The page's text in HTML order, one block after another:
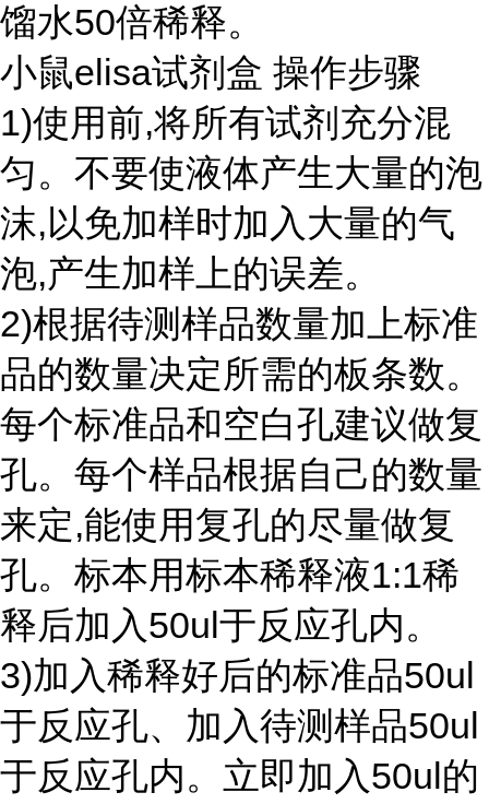
馏水50倍稀释。
小鼠elisa试剂盒 操作步骤
1)使用前,将所有试剂充分混
匀。不要使液体产生大量的泡
沫,以免加样时加入大量的气
泡,产生加样上的误差。
2)根据待测样品数量加上标准
品的数量决定所需的板条数。
每个标准品和空白孔建议做复
孔。每个样品根据自己的数量
来定,能使用复孔的尽量做复
孔。标本用标本稀释液1:1稀
释后加入50ul于反应孔内。
3)加入稀释好后的标准品50ul
于反应孔、加入待测样品50ul
于反应孔内。立即加入50ul的